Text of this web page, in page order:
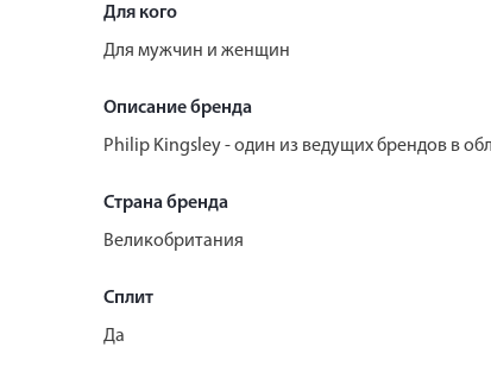
Для кого
Для мужчин и женщин
Описание бренда
Philip Kingsley - один из ведущих брендов в
Страна бренда
Великобритания
Сплит
Да